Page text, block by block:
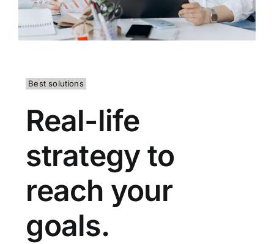
Best solutions
Real-life
strategy to
reach your
goals.